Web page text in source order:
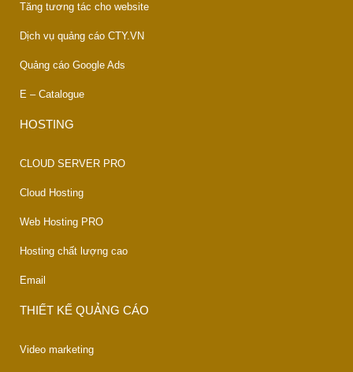
Tăng tương tác cho website
Dịch vụ quảng cáo CTY.VN
Quảng cáo Google Ads
E – Catalogue
HOSTING
CLOUD SERVER PRO
Cloud Hosting
Web Hosting PRO
Hosting chất lượng cao
Email
THIẾT KẾ QUẢNG CÁO
Video marketing